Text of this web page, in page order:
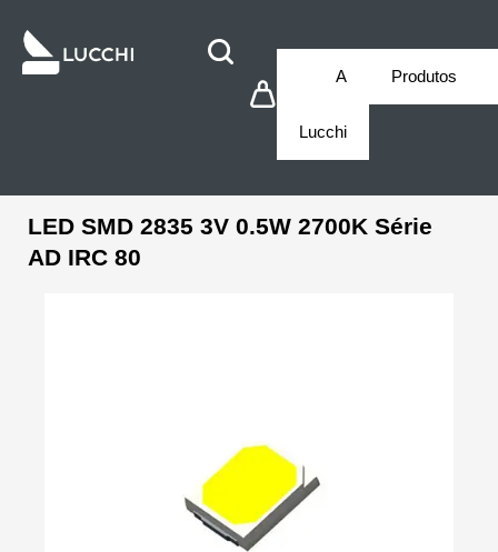
A
Lucchi
Produtos
LED SMD 2835 3V 0.5W 2700K Série
AD IRC 80